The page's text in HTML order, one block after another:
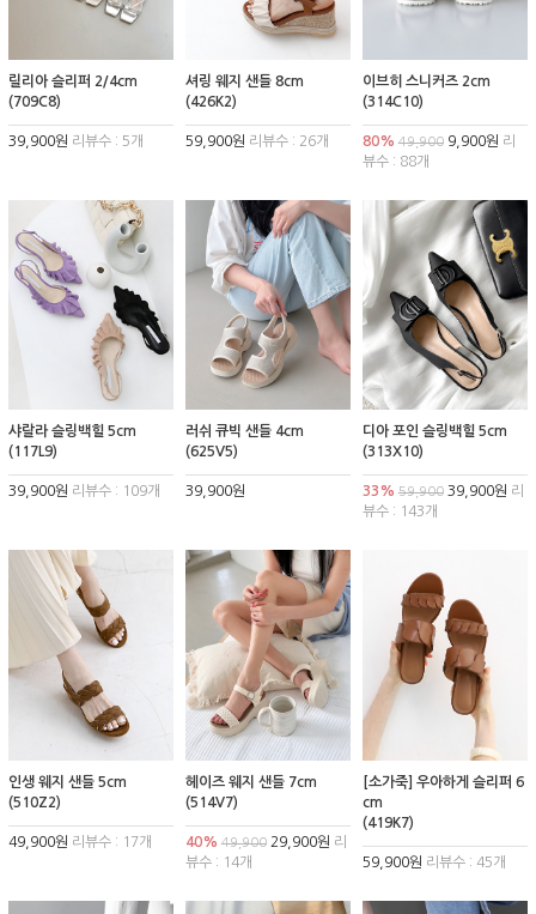
릴리아 슬리퍼 2/4cm
(709C8)
39,900원 리뷰수 : 5개
셔링 웨지 샌들 8cm
(426K2)
59,900원 리뷰수 : 26개
이브히 스니커즈 2cm
(314C10)
80% 49,9009,900원 리
뷰수 : 88개
샤랄라 슬링백힐 5cm
(117L9)
39,900원 리뷰수 : 109개
러쉬 큐빅 샌들 4cm
(625V5)
39,900원
디아 포인 슬링백힐 5cm
(313X10)
33% 59,90039,900원 리
뷰수 : 143개
인생 웨지 샌들 5cm
(510Z2)
49,900원 리뷰수 : 17개
헤이즈 웨지 샌들 7cm
(514V7)
40% 49,90029,900원 리
뷰수 : 14개
[소가죽] 우아하게 슬리퍼 6
cm
(419K7)
59,900원 리뷰수 : 45개